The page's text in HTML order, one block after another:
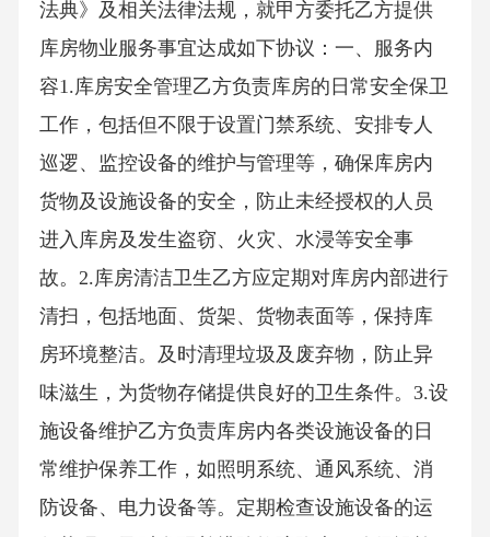
法典》及相关法律法规，就甲方委托乙方提供
库房物业服务事宜达成如下协议：一、服务内
容1.库房安全管理乙方负责库房的日常安全保卫
工作，包括但不限于设置门禁系统、安排专人
巡逻、监控设备的维护与管理等，确保库房内
货物及设施设备的安全，防止未经授权的人员
进入库房及发生盗窃、火灾、水浸等安全事
故。2.库房清洁卫生乙方应定期对库房内部进行
清扫，包括地面、货架、货物表面等，保持库
房环境整洁。及时清理垃圾及废弃物，防止异
味滋生，为货物存储提供良好的卫生条件。3.设
施设备维护乙方负责库房内各类设施设备的日
常维护保养工作，如照明系统、通风系统、消
防设备、电力设备等。定期检查设施设备的运